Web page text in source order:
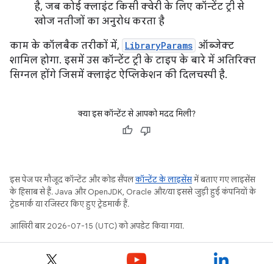
है, जब कोई क्लाइंट किसी क्वेरी के लिए कॉन्टेंट ट्री से
खोज नतीजों का अनुरोध करता है
काम के कॉलबैक तरीकों में, LibraryParams ऑब्जेक्ट
शामिल होगा. इसमें उस कॉन्टेंट ट्री के टाइप के बारे में अतिरिक्त
सिग्नल होंगे जिसमें क्लाइंट ऐप्लिकेशन की दिलचस्पी है.
क्या इस कॉन्टेंट से आपको मदद मिली?
इस पेज पर मौजूद कॉन्टेंट और कोड सैंपलकॉन्टेंट के लाइसेंसमें बताए गए लाइसेंस
के हिसाब से हैं. Java और OpenJDK, Oracle और/या इससे जुड़ी हुई कंपनियों के
ट्रेडमार्क या रजिस्टर किए हुए ट्रेडमार्क हैं.
आखिरी बार 2026-07-15 (UTC) को अपडेट किया गया.